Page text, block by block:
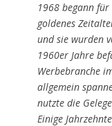
1968 begann für
goldenes
und sie wurden
1960er Jahre
Werbebranche
allgemein
nutzte die
Einige